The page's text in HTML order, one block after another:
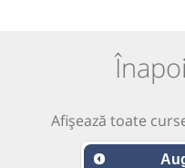
Afișează toate